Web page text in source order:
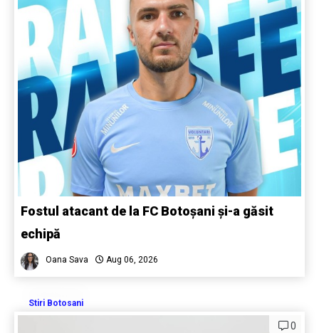
Fostul atacant de la FC Botoșani și-a găsit
echipă
Oana Sava Aug 06, 2026
Stiri Botosani
0